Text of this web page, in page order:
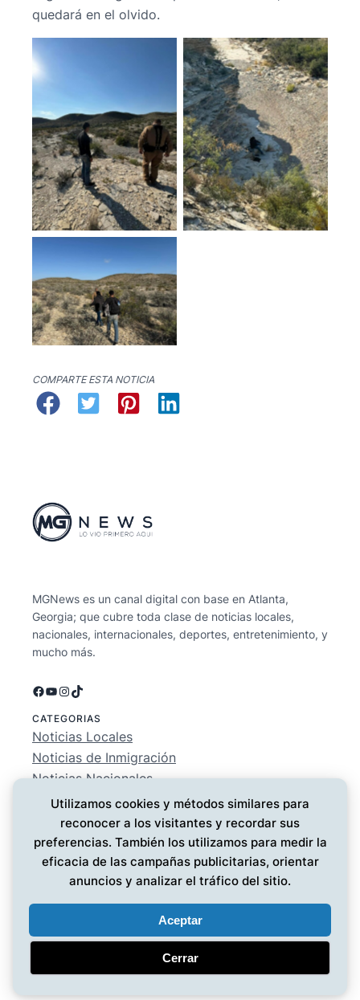
quedará en el olvido.
No Caption No Caption
No Caption
COMPARTE ESTA NOTICIA
MGNews es un canal digital con base en Atlanta,
Georgia; que cubre toda clase de noticias locales,
nacionales, internacionales, deportes, entretenimiento, y
mucho más.
Facebook
YouTube
Instagram
TikTok
CATEGORIAS
Noticias Locales
Noticias de Inmigración
Noticias Nacionales
Deportes
Entretenimiento
EMPRESA
Conócenos
Política de Privacidad
Noticias MG
Utilizamos cookies y métodos similares para
reconocer a los visitantes y recordar sus
preferencias. También los utilizamos para medir la
eficacia de las campañas publicitarias, orientar
anuncios y analizar el tráfico del sitio.
Aceptar
Cerrar